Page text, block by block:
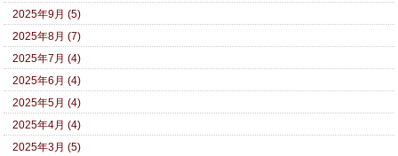
2025年9月 (5)
2025年8月 (7)
2025年7月 (4)
2025年6月 (4)
2025年5月 (4)
2025年4月 (4)
2025年3月 (5)